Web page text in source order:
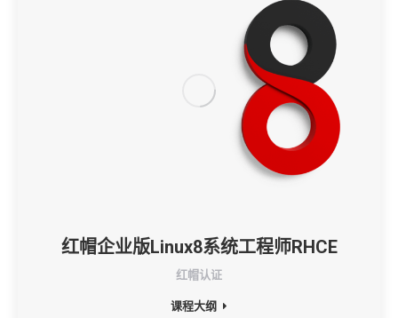
红帽企业版Linux8系统工程师RHCE
红帽认证
课程大纲